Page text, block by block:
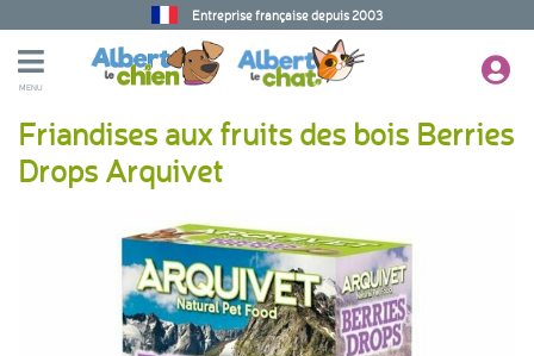
Entreprise française depuis 2003
MENU
Friandises aux fruits des bois Berries
Drops Arquivet